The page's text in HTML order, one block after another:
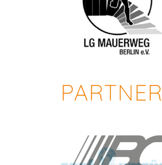
PARTNER